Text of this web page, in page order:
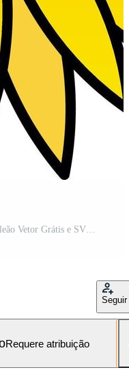
desenho de ícone de vetor de dente de leão Vetor Grátis e SVG Grátis
Seguir
Requere atribuição